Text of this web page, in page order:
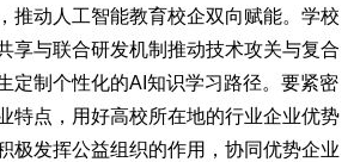
动人工智能教育校企双向赋能。学校
享与联合研发机制推动技术攻关与复合
定制个性化的AI知识学习路径。要紧密
特点，用好高校所在地的行业企业优势
极发挥公益组织的作用，协同优势企业